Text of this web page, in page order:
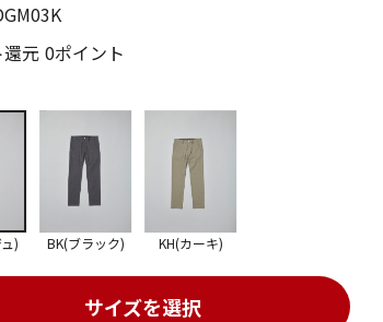
元 0ポイント
サイズを選択
) BK(ブラック) KH(カーキ)